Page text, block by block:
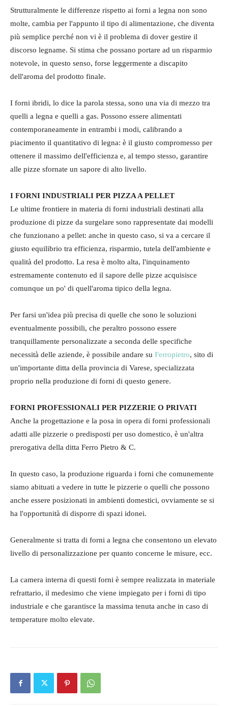
Strutturalmente le differenze rispetto ai forni a legna non sono
molte, cambia per l'appunto il tipo di alimentazione, che diventa
più semplice perché non vi è il problema di dover gestire il
discorso legname. Si stima che possano portare ad un risparmio
notevole, in questo senso, forse leggermente a discapito
dell'aroma del prodotto finale.
I forni ibridi, lo dice la parola stessa, sono una via di mezzo tra
quelli a legna e quelli a gas. Possono essere alimentati
contemporaneamente in entrambi i modi, calibrando a
piacimento il quantitativo di legna: è il giusto compromesso per
ottenere il massimo dell'efficienza e, al tempo stesso, garantire
alle pizze sfornate un sapore di alto livello.
I FORNI INDUSTRIALI PER PIZZA A PELLET
Le ultime frontiere in materia di forni industriali destinati alla
produzione di pizze da surgelare sono rappresentate dai modelli
che funzionano a pellet: anche in questo caso, si va a cercare il
giusto equilibrio tra efficienza, risparmio, tutela dell'ambiente e
qualità del prodotto. La resa è molto alta, l'inquinamento
estremamente contenuto ed il sapore delle pizze acquisisce
comunque un po' di quell'aroma tipico della legna.
Per farsi un'idea più precisa di quelle che sono le soluzioni
eventualmente possibili, che peraltro possono essere
tranquillamente personalizzate a seconda delle specifiche
necessità delle aziende, è possibile andare su Ferropietro, sito di
un'importante ditta della provincia di Varese, specializzata
proprio nella produzione di forni di questo genere.
FORNI PROFESSIONALI PER PIZZERIE O PRIVATI
Anche la progettazione e la posa in opera di forni professionali
adatti alle pizzerie o predisposti per uso domestico, è un'altra
prerogativa della ditta Ferro Pietro & C.
In questo caso, la produzione riguarda i forni che comunemente
siamo abituati a vedere in tutte le pizzerie o quelli che possono
anche essere posizionati in ambienti domestici, ovviamente se si
ha l'opportunità di disporre di spazi idonei.
Generalmente si tratta di forni a legna che consentono un elevato
livello di personalizzazione per quanto concerne le misure, ecc.
La camera interna di questi forni è sempre realizzata in materiale
refrattario, il medesimo che viene impiegato per i forni di tipo
industriale e che garantisce la massima tenuta anche in caso di
temperature molto elevate.